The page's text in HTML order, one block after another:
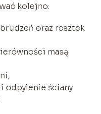
kolejno:
oraz resztek
masą
odpylenie ściany